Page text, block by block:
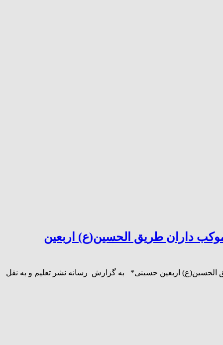
داران طریق الحسین(ع) اربعین
اربعین حسینی* به گزارش رسانه نشر تعلیم و به نقل